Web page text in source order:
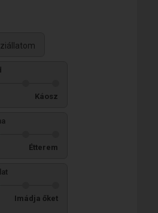
Káosz
Étterem
Imádja őket